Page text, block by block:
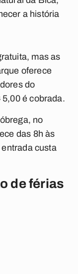
a história
mas as
oferece
do
é cobrada.
no
das 8h às
entrada custa
de férias